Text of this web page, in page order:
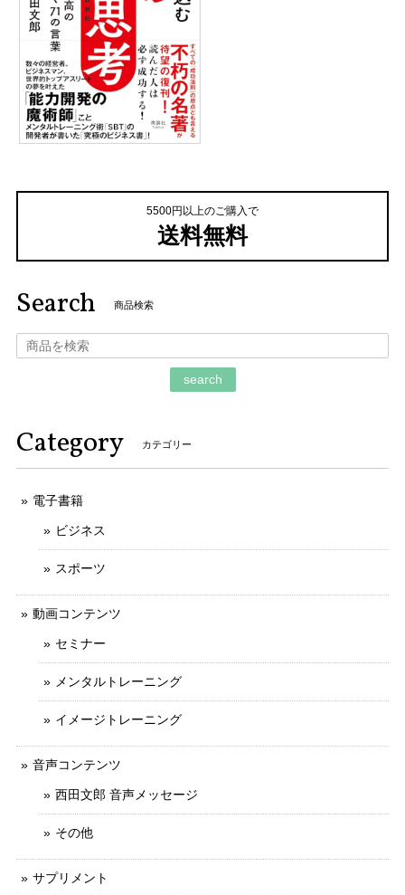
5500円以上のご購入で
送料無料
Search 商品検索
search
Category カテゴリー
電子書籍
ビジネス
スポーツ
動画コンテンツ
セミナー
メンタルトレーニング
イメージトレーニング
音声コンテンツ
西田文郎 音声メッセージ
その他
サプリメント